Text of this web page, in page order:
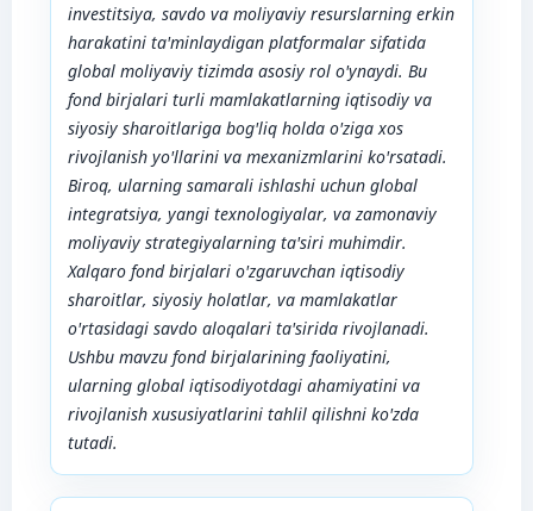
investitsiya, savdo va moliyaviy resurslarning erkin
harakatini ta'minlaydigan platformalar sifatida
global moliyaviy tizimda asosiy rol o'ynaydi. Bu
fond birjalari turli mamlakatlarning iqtisodiy va
siyosiy sharoitlariga bog'liq holda o'ziga xos
rivojlanish yo'llarini va mexanizmlarini ko'rsatadi.
Biroq, ularning samarali ishlashi uchun global
integratsiya, yangi texnologiyalar, va zamonaviy
moliyaviy strategiyalarning ta'siri muhimdir.
Xalqaro fond birjalari o'zgaruvchan iqtisodiy
sharoitlar, siyosiy holatlar, va mamlakatlar
o'rtasidagi savdo aloqalari ta'sirida rivojlanadi.
Ushbu mavzu fond birjalarining faoliyatini,
ularning global iqtisodiyotdagi ahamiyatini va
rivojlanish xususiyatlarini tahlil qilishni ko'zda
tutadi.